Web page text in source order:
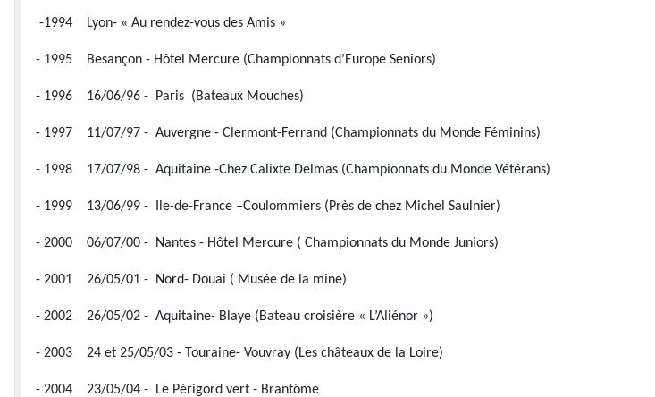
-1994 Lyon- « Au rendez-vous des Amis »
- 1995 Besançon - Hôtel Mercure (Championnats d’Europe Seniors)
- 1996 16/06/96 - Paris (Bateaux Mouches)
- 1997 11/07/97 - Auvergne - Clermont-Ferrand (Championnats du Monde Féminins)
- 1998 17/07/98 - Aquitaine -Chez Calixte Delmas (Championnats du Monde Vétérans)
- 1999 13/06/99 - Ile-de-France –Coulommiers (Près de chez Michel Saulnier)
- 2000 06/07/00 - Nantes - Hôtel Mercure ( Championnats du Monde Juniors)
- 2001 26/05/01 - Nord- Douai ( Musée de la mine)
- 2002 26/05/02 - Aquitaine- Blaye (Bateau croisière « L’Aliénor »)
- 2003 24 et 25/05/03 - Touraine- Vouvray (Les châteaux de la Loire)
- 2004 23/05/04 - Le Périgord vert - Brantôme